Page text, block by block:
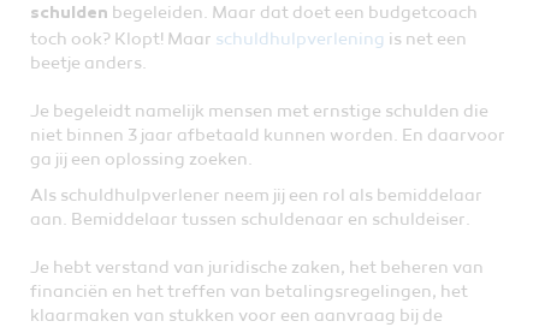
schulden begeleiden. Maar dat doet een budgetcoach
toch ook? Klopt! Maar schuldhulpverlening is net een
beetje anders.
Je begeleidt namelijk mensen met ernstige schulden die
niet binnen 3 jaar afbetaald kunnen worden. En daarvoor
ga jij een oplossing zoeken.
Als schuldhulpverlener neem jij een rol als bemiddelaar
aan. Bemiddelaar tussen schuldenaar en schuldeiser.
Je hebt verstand van juridische zaken, het beheren van
financiën en het treffen van betalingsregelingen, het
klaarmaken van stukken voor een aanvraag bij de